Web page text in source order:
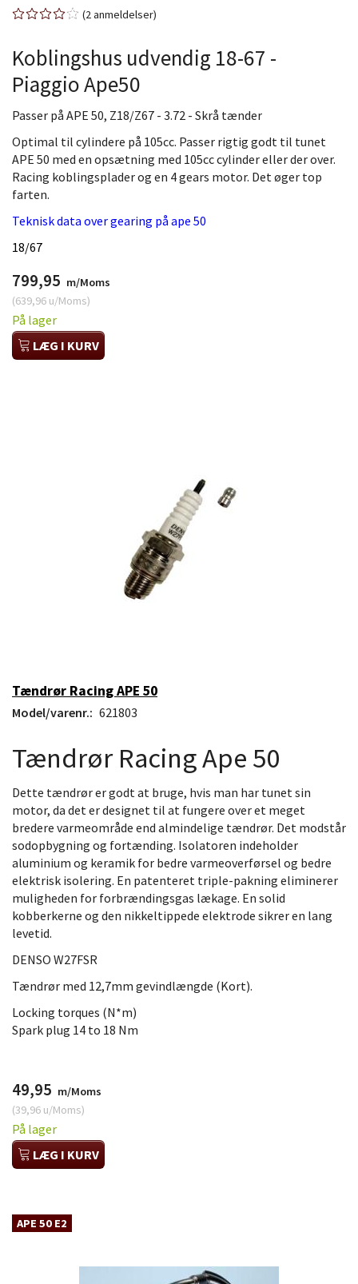
2anmeldelser
Koblingshus udvendig 18-67 -
Piaggio Ape50
Passer på APE 50, Z18/Z67 - 3.72 - Skrå tænder
Optimal til cylindere på 105cc. Passer rigtig godt til tunet
APE 50 med en opsætning med 105cc cylinder eller der over.
Racing koblingsplader og en 4 gears motor. Det øger top
farten.
Teknisk data over gearing på ape 50
18/67
799,95 m/Moms
(639,96 u/Moms)
På lager
LÆG I KURV
Tændrør Racing APE 50
Model/varenr.: 621803
Tændrør Racing Ape 50
Dette tændrør er godt at bruge, hvis man har tunet sin
motor, da det er designet til at fungere over et meget
bredere varmeområde end almindelige tændrør. Det modstår
sodopbygning og fortænding. Isolatoren indeholder
aluminium og keramik for bedre varmeoverførsel og bedre
elektrisk isolering. En patenteret triple-pakning eliminerer
muligheden for forbrændingsgas lækage. En solid
kobberkerne og den nikkeltippede elektrode sikrer en lang
levetid.
DENSO W27FSR
Tændrør med 12,7mm gevindlængde (Kort).
Locking torques (N*m)
Spark plug 14 to 18 Nm
49,95 m/Moms
(39,96 u/Moms)
På lager
LÆG I KURV
APE 50 E2